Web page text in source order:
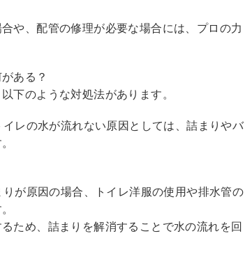
や、配管の修理が必要な場合には、プロの力
ある？
下のような対処法があります。
レの水が流れない原因としては、詰まりやバ
が原因の場合、トイレ洋服の使用や排水管の
ため、詰まりを解消することで水の流れを回